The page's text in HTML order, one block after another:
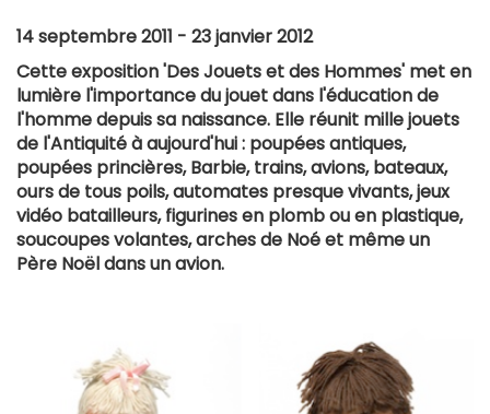
14 septembre 2011 - 23 janvier 2012
Cette exposition 'Des Jouets et des Hommes' met en
lumière l'importance du jouet dans l'éducation de
l'homme depuis sa naissance. Elle réunit mille jouets
de l'Antiquité à aujourd'hui : poupées antiques,
poupées princières, Barbie, trains, avions, bateaux,
ours de tous poils, automates presque vivants, jeux
vidéo batailleurs, figurines en plomb ou en plastique,
soucoupes volantes, arches de Noé et même un
Père Noël dans un avion.